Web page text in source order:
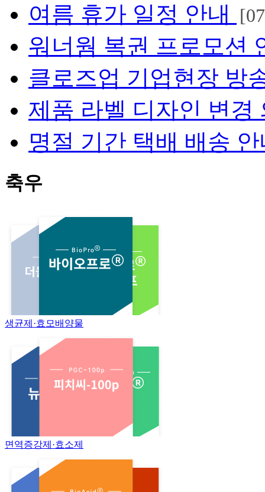
여름 휴가 일정 안내
워너웜 복권 프로모션
클로즈업 기업현장 방
제품 라벨 디자인 변경
명절 기간 택배 배송
축우
생균제·효모배양물
면역증강제·효소제